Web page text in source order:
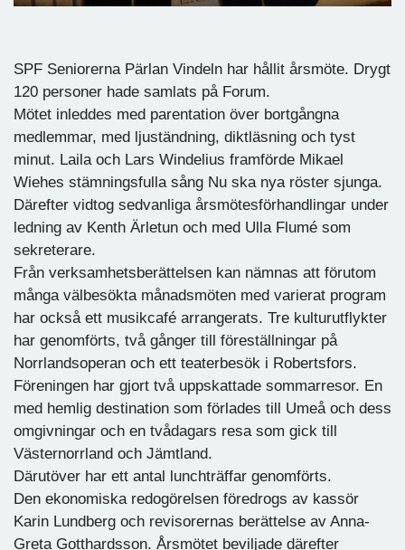
SPF Seniorerna Pärlan Vindeln har hållit årsmöte. Drygt
120 personer hade samlats på Forum.
Mötet inleddes med parentation över bortgångna
medlemmar, med ljuständning, diktläsning och tyst
minut. Laila och Lars Windelius framförde Mikael
Wiehes stämningsfulla sång Nu ska nya röster sjunga.
Därefter vidtog sedvanliga årsmötesförhandlingar under
ledning av Kenth Ärletun och med Ulla Flumé som
sekreterare.
Från verksamhetsberättelsen kan nämnas att förutom
många välbesökta månadsmöten med varierat program
har också ett musikcafé arrangerats. Tre kulturutflykter
har genomförts, två gånger till föreställningar på
Norrlandsoperan och ett teaterbesök i Robertsfors.
Föreningen har gjort två uppskattade sommarresor. En
med hemlig destination som förlades till Umeå och dess
omgivningar och en tvådagars resa som gick till
Västernorrland och Jämtland.
Därutöver har ett antal lunchträffar genomförts.
Den ekonomiska redogörelsen föredrogs av kassör
Karin Lundberg och revisorernas berättelse av Anna-
Greta Gotthardsson. Årsmötet beviljade därefter